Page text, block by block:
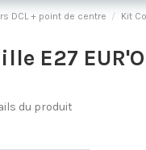
DCL + point de centre Kit
E27
du produit